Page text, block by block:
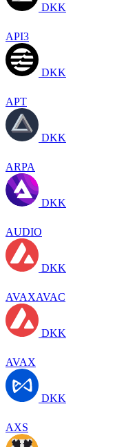
DKK
API3
DKK
APT
DKK
ARPA
DKK
AUDIO
DKK
AVAXAVAC
DKK
AVAX
DKK
AXS